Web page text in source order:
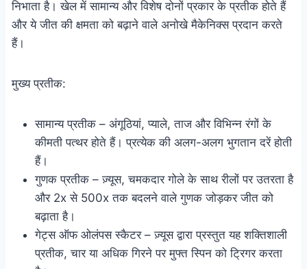
निभाता है। खेल में सामान्य और विशेष दोनों प्रकार के प्रतीक होते हैं
और ये जीत की क्षमता को बढ़ाने वाले अनोखे मैकेनिक्स प्रदान करते
हैं।
मुख्य प्रतीक:
सामान्य प्रतीक – अंगूठियां, प्याले, ताज और विभिन्न रंगों के
कीमती पत्थर होते हैं। प्रत्येक की अलग-अलग भुगतान दरें होती
हैं।
गुणक प्रतीक – ज़्यूस, चमकदार गोले के साथ रीलों पर उतरता है
और 2x से 500x तक बदलने वाले गुणक जोड़कर जीत को
बढ़ाता है।
गेट्स ऑफ ओलंपस स्कैटर – ज़्यूस द्वारा प्रस्तुत यह शक्तिशाली
प्रतीक, चार या अधिक गिरने पर मुफ्त स्पिन को ट्रिगर करता